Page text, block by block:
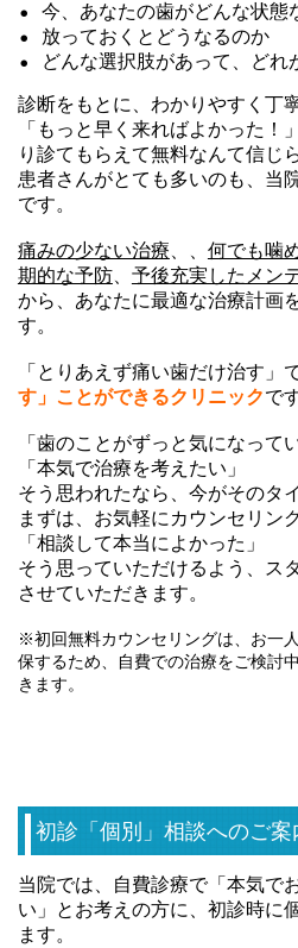
今、あなたの歯がどんな状態
放っておくとどうなるのか
どんな選択肢があって、ど
診断をもとに、わかりやすく丁
「もっと早く来ればよかった！
り診てもらえて無料なんて信じ
患者さんがとても多いのも、当
です。
痛みの少ない治療 何でも噛
期的な予防、 予後充実したメン
から、あなたに最適な治療計画
す。
「とりあえず痛い歯だけ治す」
す」ことができるクリニックで
「歯のことがずっと気になって
「本気で治療を考えたい」
そう思われたなら、今がそのタ
まずは、お気軽にカウンセリン
「相談して本当によかった」
そう思っていただけるよう、ス
させていただきます。
※初回無料カウンセリングは、お一
保するため、自費での治療をご検討
きます。
初診「個別」相談へのご案
当院では、自費診療で「本気で
い」とお考えの方に、初診時に
ます。